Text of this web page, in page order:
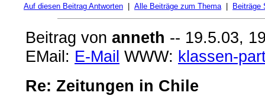
Auf diesen Beitrag Antworten Alle Beiträge zum Thema| Beiträge
Beitrag von anneth -- 19.5.03,
EMail: E-Mail WWW: klassen-
Re: Zeitungen in Chile